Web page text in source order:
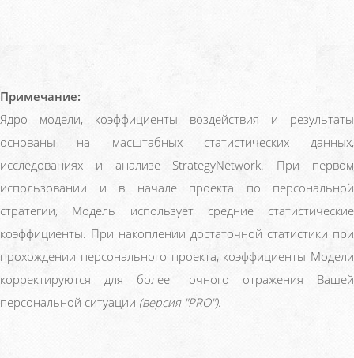
Примечание:
Ядро модели, коэффициенты воздействия и результаты
основаны на масштабных статистических данных,
исследованиях и анализе StrategyNetwork. При первом
использовании и в начале проекта по персональной
стратегии, Модель использует средние статистические
коэффициенты. При накоплении достаточной статистики при
прохождении персонального проекта, коэффициенты Модели
корректируются для более точного отражения Вашей
персональной ситуации (версия "PRO").